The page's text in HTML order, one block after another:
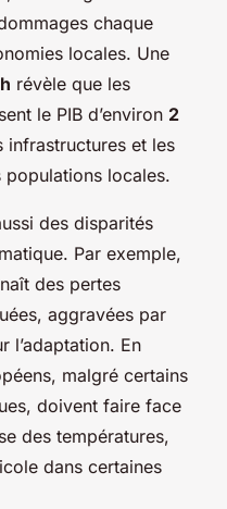
chaque
locales. Une
révèle que les
le PIB d’environ 2
infrastructures et les
populations locales.
des disparités
Par exemple,
des pertes
aggravées par
l’adaptation. En
malgré certains
doivent faire face
des températures,
dans certaines